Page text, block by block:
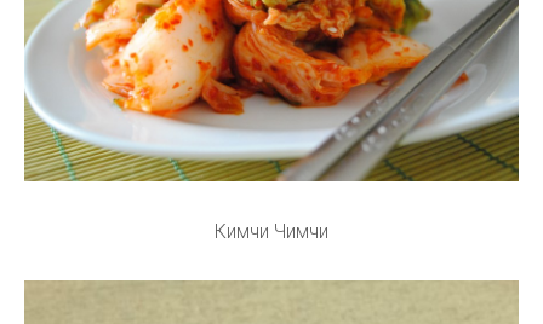
Кимчи Чимчи